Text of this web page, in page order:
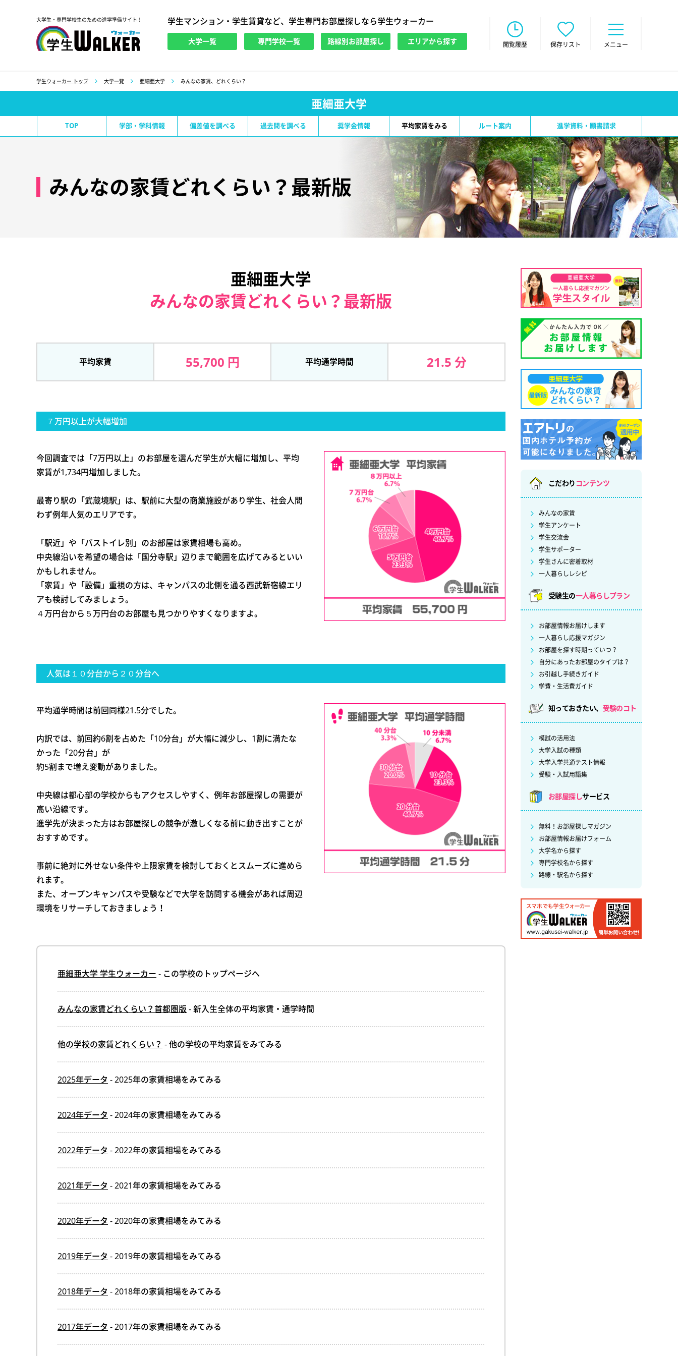
大学生・専門学校生のための進学準備サイト！ 学生マンション・学生賃貸など、学生専門お部屋探しなら学生ウォーカー
大学一覧 専門学校一覧 路線別お部屋探し エリアから探す 閲覧履歴 保存リスト メニュー
学生ウォーカー トップ 大学一覧 亜細亜大学 みんなの家賃、どれくらい？
亜細亜大学
TOP 学部・学科情報 偏差値を調べる 過去問を調べる 奨学金情報 平均家賃をみる ルート案内 進学資料・願書請求
みんなの家賃どれくらい？最新版
亜細亜大学
みんなの家賃どれくらい？最新版
平均家賃 55,700 円 平均通学時間 21.5 分
７万円以上が大幅増加
今回調査では「7万円以上」のお部屋を選んだ学生が大幅に増加し、平均
家賃が1,734円増加しました。
最寄り駅の「武蔵境駅」は、駅前に大型の商業施設があり学生、社会人問
わず例年人気のエリアです。
「駅近」や「バストイレ別」のお部屋は家賃相場も高め。
中央線沿いを希望の場合は「国分寺駅」辺りまで範囲を広げてみるといい
かもしれません。
「家賃」や「設備」重視の方は、キャンパスの北側を通る西武新宿線エリ
アも検討してみましょう。
４万円台から５万円台のお部屋も見つかりやすくなりますよ。
人気は１０分台から２０分台へ
平均通学時間は前回同様21.5分でした。
内訳では、前回約6割を占めた「10分台」が大幅に減少し、1割に満たな
かった「20分台」が
約5割まで増え変動がありました。
中央線は都心部の学校からもアクセスしやすく、例年お部屋探しの需要が
高い沿線です。
進学先が決まった方はお部屋探しの競争が激しくなる前に動き出すことが
おすすめです。
事前に絶対に外せない条件や上限家賃を検討しておくとスムーズに進めら
れます。
また、オープンキャンパスや受験などで大学を訪問する機会があれば周辺
環境をリサーチしておきましょう！
亜細亜大学 学生ウォーカー - この学校のトップページへ
みんなの家賃どれくらい？首都圏版 - 新入生全体の平均家賃・通学時間
他の学校の家賃どれくらい？ - 他の学校の平均家賃をみてみる
2025年データ - 2025年の家賃相場をみてみる
2024年データ - 2024年の家賃相場をみてみる
2022年データ - 2022年の家賃相場をみてみる
2021年データ - 2021年の家賃相場をみてみる
2020年データ - 2020年の家賃相場をみてみる
2019年データ - 2019年の家賃相場をみてみる
2018年データ - 2018年の家賃相場をみてみる
2017年データ - 2017年の家賃相場をみてみる
亜細亜大学
こだわり コンテンツ
みんなの家賃
学生アンケート
学生交流会
学生サポーター
学生さんに密着取材
一人暮らしレシピ
受験生の一人暮らしプラン
お部屋情報お届けします
一人暮らし応援マガジン
お部屋を探す時期っていつ？
自分にあったお部屋のタイプは？
お引越し手続きガイド
学費・生活費ガイド
知っておきたい、 受験のコト
模試の活用法
大学入試の種類
大学入学共通テスト情報
受験・入試用語集
お部屋探しサービス
無料！お部屋探しマガジン
お部屋情報お届けフォーム
大学名から探す
専門学校名から探す
路線・駅名から探す